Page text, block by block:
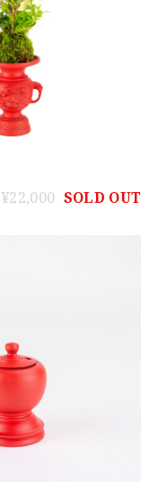
¥22,000 SOLD OUT